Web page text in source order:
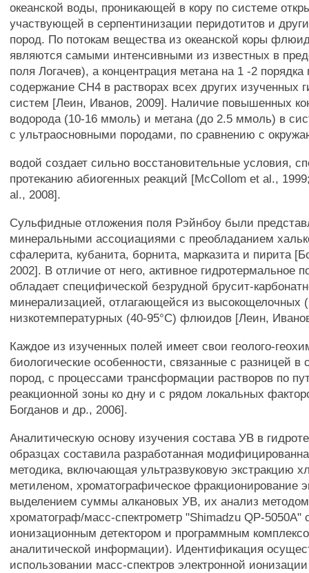
океанской воды, проникающей в кору по системе
участвующей в серпентинизации перидотитов и
пород. По потокам вещества из океанской коры
являются самыми интенсивными из известных в
поля Логачев), а концентрация метана на 1 -2
содержание СН4 в растворах всех других изученных
систем [Леин, Иванов, 2009]. Наличие повышенных
водорода (10-16 ммоль) и метана (до 2.5 ммоль) в
с ультраосновными породами, по сравнению с
водой создает сильно восстановительные условия,
протеканию абиогенных реакций [McCollom et al.,
al., 2008].
Сульфидные отложения поля Рэйнбоу были
минеральными ассоциациями с преобладанием
сфалерита, кубанита, борнита, марказита и пирита
2002]. В отличие от него, активное гидротермальное
обладает специфической безрудной брусит-
минерализацией, отлагающейся из высокощелочных
низкотемпературных (40-95°С) флюидов [Леин,
Каждое из изученных полей имеет свои геолого-
биологические особенности, связанные с разницей в
пород, с процессами трансформации растворов по
реакционной зоны ко дну и с рядом локальных
Богданов и др., 2006].
Аналитическую основу изучения состава УВ в
образцах составила разработанная
методика, включающая ультразвуковую экстракцию
метиленом, хроматографическое фракционирование
выделением суммы алкановых УВ, их анализ
хроматограф/масс-спектрометр "Shimadzu QP-5050A"
ионизационным детектором и программным
аналитической информации). Идентификация
использовании масс-спектров электронной